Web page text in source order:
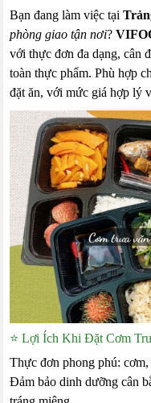
Bạn đang làm việc tại
phòng giao tận nơi?
với thực đơn đa dạng, cân
toàn thực phẩm. Phù hợp
đặt ăn, với mức giá hợp lý
⭐ Lợi Ích Khi Đặt Cơm
Thực đơn phong phú:
Đảm bảo dinh dưỡng cân